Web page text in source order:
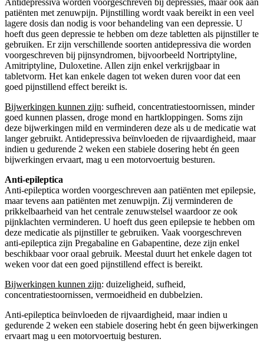
Antidepressiva worden voorgeschreven bij depressies, maar ook aan
patiënten met zenuwpijn. Pijnstilling wordt vaak bereikt in een veel
lagere dosis dan nodig is voor behandeling van een depressie. U
hoeft dus geen depressie te hebben om deze tabletten als pijnstiller te
gebruiken. Er zijn verschillende soorten antidepressiva die worden
voorgeschreven bij pijnsyndromen, bijvoorbeeld Nortriptyline,
Amitriptyline, Duloxetine. Allen zijn enkel verkrijgbaar in
tabletvorm. Het kan enkele dagen tot weken duren voor dat een
goed pijnstillend effect bereikt is.
Bijwerkingen kunnen zijn: sufheid, concentratiestoornissen, minder
goed kunnen plassen, droge mond en hartkloppingen. Soms zijn
deze bijwerkingen mild en verminderen deze als u de medicatie wat
langer gebruikt. Antidepressiva beïnvloeden de rijvaardigheid, maar
indien u gedurende 2 weken een stabiele dosering hebt én geen
bijwerkingen ervaart, mag u een motorvoertuig besturen.
Anti-epileptica
Anti-epileptica worden voorgeschreven aan patiënten met epilepsie,
maar tevens aan patiënten met zenuwpijn. Zij verminderen de
prikkelbaarheid van het centrale zenuwstelsel waardoor ze ook
pijnklachten verminderen. U hoeft dus geen epilepsie te hebben om
deze medicatie als pijnstiller te gebruiken. Vaak voorgeschreven
anti-epileptica zijn Pregabaline en Gabapentine, deze zijn enkel
beschikbaar voor oraal gebruik. Meestal duurt het enkele dagen tot
weken voor dat een goed pijnstillend effect is bereikt.
Bijwerkingen kunnen zijn: duizeligheid, sufheid,
concentratiestoornissen, vermoeidheid en dubbelzien.
Anti-epileptica beïnvloeden de rijvaardigheid, maar indien u
gedurende 2 weken een stabiele dosering hebt én geen bijwerkingen
ervaart mag u een motorvoertuig besturen.